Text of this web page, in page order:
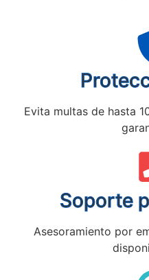
Evita multas de hasta
Soporte
Asesoramiento por